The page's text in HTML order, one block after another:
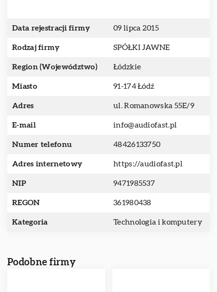
Data rejestracji firmy 09 lipca 2015
Rodzaj firmy SPÓŁKI JAWNE
Region (Województwo) Łódzkie
Miasto 91-174 Łódź
Adres ul. Romanowska 55E/9
E-mail info@audiofast.pl
Numer telefonu 48426133750
Adres internetowy https://audiofast.pl
NIP 9471985537
REGON 361980438
Kategoria Technologia i komputery
Podobne firmy